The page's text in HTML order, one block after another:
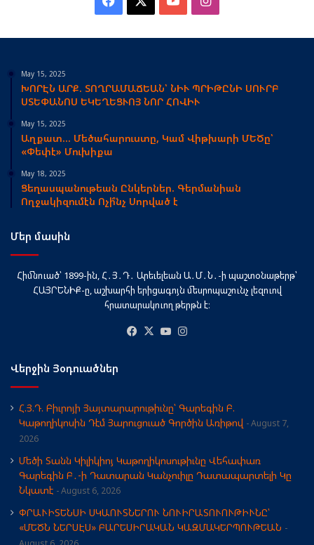
May 15, 2025
ԽՈՐԷՆ ԱՐՔ. ՏՈՂՐԱՄԱՃԵԱՆ՝ ՆԻՒ ՊՐԻԹԸՆԻ ՍՈՒՐԲ
ՍՏԵՓԱՆՈՍ ԵԿԵՂԵՑՒՈՅ ՆՈՐ ՀՈՎԻՒ
May 15, 2025
Աղքատ… Մեծահարուստը, Կամ Վիթխարի ՄԵԾը՝
«Փեփէ» Մուխիքա
May 18, 2025
Ցեղասպանութեան Ընկերներ. Գերմանիան
Ողջակիզումէն Ոչի՞նչ Սորված է
Մեր մասին
Հիմնուած՝ 1899-ին, Հ․Յ․Դ․ Արեւելեան Ա․Մ․Ն․-ի պաշտօնաթերթ՝
ՀԱՅՐԵՆԻՔ-ը, աշխարհի երիցագոյն մեսրոպաշունչ լեզուով
հրատարակուող թերթն է։
Facebook
X YouTube
Վերջին Յօդուածներ
Հ.Յ.Դ. Բիւրոյի Յայտարարութիւնը՝ Գարեգին Բ.
Կաթողիկոսին Դէմ Յարուցուած Գործին Առիթով
August 7,
2026
Մեծի Տանն Կիլիկիոյ Կաթողիկոսութիւնը Վեհափառ
Գարեգին Բ․-ի Դատարան Կանչուիլը Դատապարտելի Կը
Նկատէ
August 6, 2026
ՓՐԱՒԻՏԵՆՍԻ ՍԿԱՈՒՏՆԵՐՈՒ ՆՈՒԻՐԱՏՈՒՈՒԹԻՒՆԸ՝
«ՄԵԾՆ ՆԵՐՍԷՍ» ԲԱՐԵՍԻՐԱԿԱՆ ԿԱԶՄԱԿԵՐՊՈՒԹԵԱՆ